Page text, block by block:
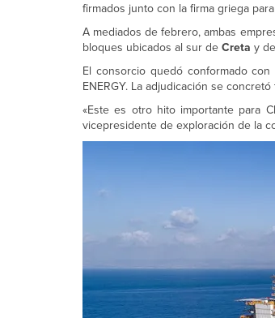
firmados junto con la firma griega
A mediados de febrero, ambas
bloques ubicados al sur deCreta y
El consorcio quedó conformado con
ENERGY. La adjudicación se
«Este es otro hito importante para
vicepresidente de exploración de la